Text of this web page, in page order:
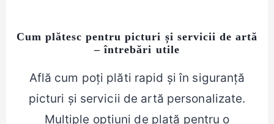
Cum plătesc pentru picturi și servicii de artă
– întrebări utile
Află cum poți plăti rapid și în siguranță
picturi și servicii de artă personalizate.
Multiple opțiuni de plată pentru o